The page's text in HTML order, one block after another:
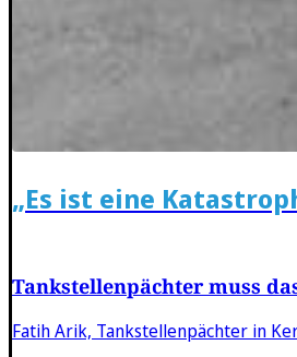
„Es ist eine
Tankstellenpächter muss
Fatih Arik, Tankstellenpächter in